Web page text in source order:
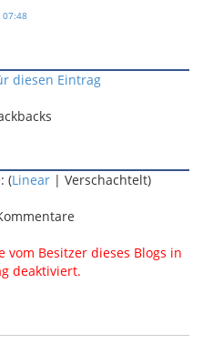
07:48
diesen Eintrag
(Linear| Verschachtelt)
Besitzer dieses Blogs in
deaktiviert.